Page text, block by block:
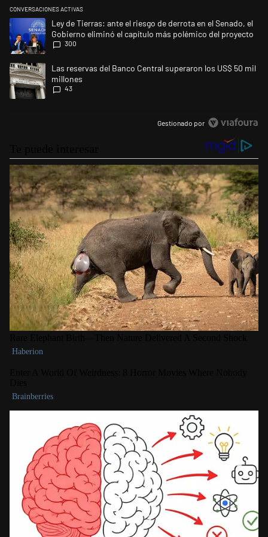
CONVERSACIONES ACTIVAS
Este listado muestra los artículos con más comentarios en los últimos
Un artículo de tendencia con el título "Ley de Tierras: ante el riesgo
Ley de Tierras: ante el riesgo de derrota en el Senado, el
Gobierno eliminó el capítulo más polémico del proyecto
300
Un artículo de tendencia con el título "Las reservas del Banco Central
Las reservas del Banco Central superaron los US$ 50 mil
millones
43
Gestionado por